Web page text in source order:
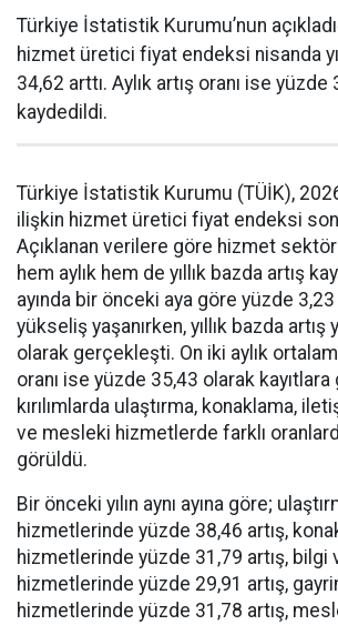
Türkiye İstatistik Kurumu’nun
hizmet üretici fiyat endeksi nisanda
34,62 arttı. Aylık artış oranı ise yüzde
kaydedildi.
Türkiye İstatistik Kurumu (TÜİK), 2026
ilişkin hizmet üretici fiyat endeksi
Açıklanan verilere göre hizmet
hem aylık hem de yıllık bazda artış
ayında bir önceki aya göre yüzde 3,23
yükseliş yaşanırken, yıllık bazda artış
olarak gerçekleşti. On iki aylık
oranı ise yüzde 35,43 olarak
kırılımlarda ulaştırma, konaklama,
ve mesleki hizmetlerde farklı
görüldü.
Bir önceki yılın aynı ayına göre;
hizmetlerinde yüzde 38,46 artış,
hizmetlerinde yüzde 31,79 artış, bilgi
hizmetlerinde yüzde 29,91 artış,
hizmetlerinde yüzde 31,78 artış,